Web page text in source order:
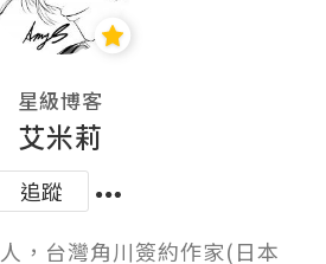
星級博客
艾米莉
追蹤
，台灣角川簽約作家(日本